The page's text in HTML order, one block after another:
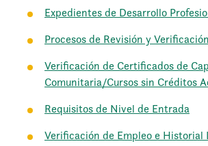
Expedientes de Desarrollo
Procesos de Revisión y
Verificación de Certificados de
Comunitaria/Cursos sin Créditos
Requisitos de Nivel de Entrada
Verificación de Empleo e Historial